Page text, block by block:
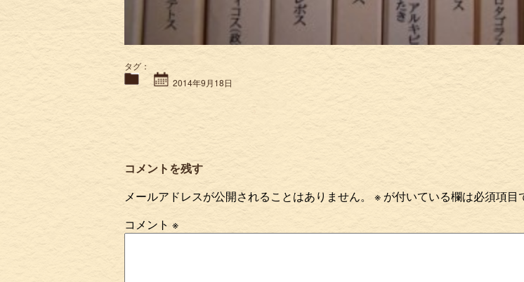
タグ：
2014年9月18日
コメントを残す
メールアドレスが公開されることはありません。
※が付いている欄は必須項目
コメント ※